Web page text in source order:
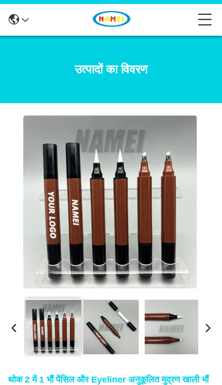
उत्पादों का विवरण
थोक 2 में 1 भौं पेंसिल और Eyeliner अनुकूलित मुद्रण खाली भौं